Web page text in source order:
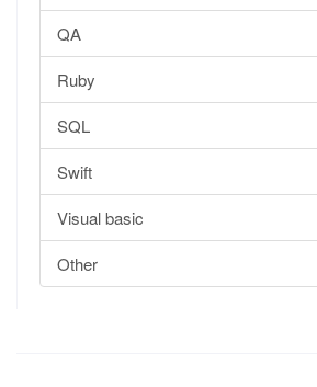
QA
Ruby
SQL
Swift
Visual basic
Other